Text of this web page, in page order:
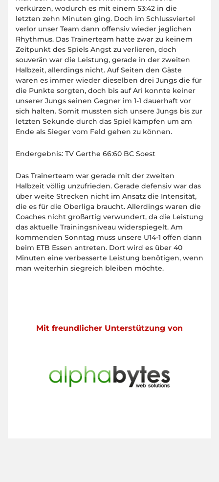
verkürzen, wodurch es mit einem 53:42 in die
letzten zehn Minuten ging. Doch im Schlussviertel
verlor unser Team dann offensiv wieder jeglichen
Rhythmus. Das Trainerteam hatte zwar zu keinem
Zeitpunkt des Spiels Angst zu verlieren, doch
souverän war die Leistung, gerade in der zweiten
Halbzeit, allerdings nicht. Auf Seiten den Gäste
waren es immer wieder dieselben drei Jungs die für
die Punkte sorgten, doch bis auf Ari konnte keiner
unserer Jungs seinen Gegner im 1-1 dauerhaft vor
sich halten. Somit mussten sich unsere Jungs bis zur
letzten Sekunde durch das Spiel kämpfen um am
Ende als Sieger vom Feld gehen zu können.
Endergebnis: TV Gerthe 66:60 BC Soest
Das Trainerteam war gerade mit der zweiten
Halbzeit völlig unzufrieden. Gerade defensiv war das
über weite Strecken nicht im Ansatz die Intensität,
die es für die Oberliga braucht. Allerdings waren die
Coaches nicht großartig verwundert, da die Leistung
das aktuelle Trainingsniveau widerspiegelt. Am
kommenden Sonntag muss unsere U14-1 offen dann
beim ETB Essen antreten. Dort wird es über 40
Minuten eine verbesserte Leistung benötigen, wenn
man weiterhin siegreich bleiben möchte.
Mit freundlicher Unterstützung von